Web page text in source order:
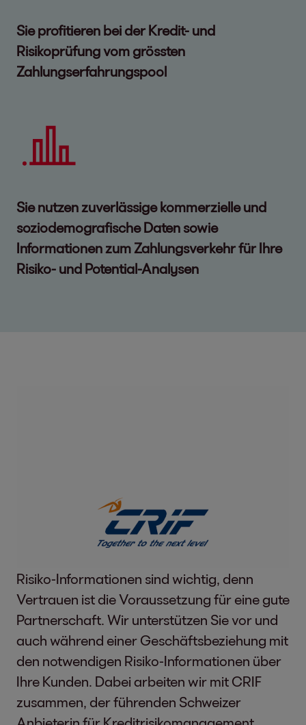
Sie profitieren bei der Kredit- und
Risikoprüfung vom grössten
Zahlungserfahrungspool
Sie nutzen zuverlässige kommerzielle und
soziodemografische Daten sowie
Informationen zum Zahlungsverkehr für Ihre
Risiko- und Potential-Analysen
Risiko-Informationen sind wichtig, denn
Vertrauen ist die Voraussetzung für eine gute
Partnerschaft. Wir unterstützen Sie vor und
auch während einer Geschäftsbeziehung mit
den notwendigen Risiko-Informationen über
Ihre Kunden. Dabei arbeiten wir mit CRIF
zusammen, der führenden Schweizer